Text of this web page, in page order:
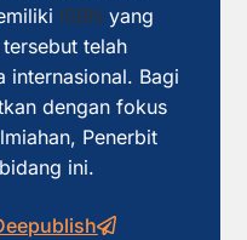
ISBN yang
telah
internasional. Bagi
dengan fokus
Penerbit
ini.